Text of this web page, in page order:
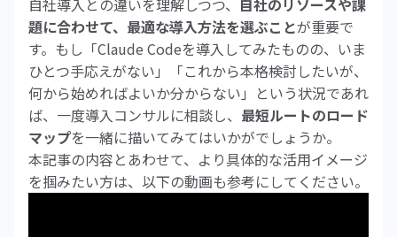
自社導入との違いを理解しつつ、 自社のリソースや課
題に合わせて、最適な導入方法を選ぶことが重要で
す。もし「Claude Codeを導入してみたものの、いま
ひとつ手応えがない」「これから本格検討したいが、
何から始めればよいか分からない」という状況であれ
ば、一度導入コンサルに相談し、 最短ルートのロード
マップを一緒に描いてみてはいかがでしょうか。
本記事の内容とあわせて、より具体的な活用イメージ
を掴みたい方は、以下の動画も参考にしてください。